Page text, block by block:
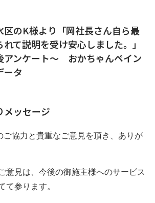
区のK様より「岡社長さん自ら最
て説明を受け安心しました。」
アンケート～ おかちゃんペイン
タ
メッセージ
ご協力と貴重なご意見を頂き、ありが
意見は、今後の御施主様へのサービス
て参ります。